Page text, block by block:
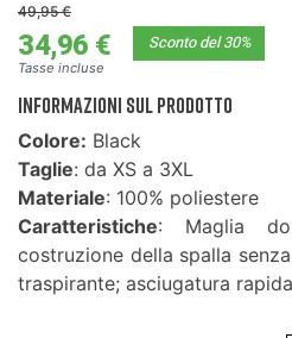
49,95 €
34,96 € Sconto del 30%
Tasse incluse
INFORMAZIONI SUL PRODOTTO
Colore: Black
Taglie: da XS a 3XL
Materiale: 100% poliestere
Caratteristiche: Maglia
costruzione della spalla
traspirante; asciugatura